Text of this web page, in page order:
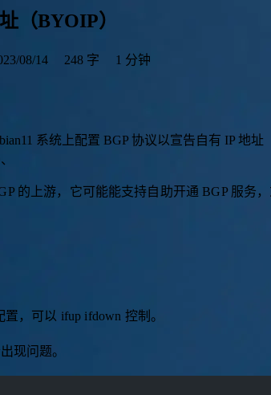
（BYOIP）
08/14 248 字
1 分钟
bian11 系统 上配置 BGP 协议以宣告自有 IP 地址
、
的上游，它可能能支持自助开通 BGP 服务
置，可以 ifup ifdown 控制。
现问题。